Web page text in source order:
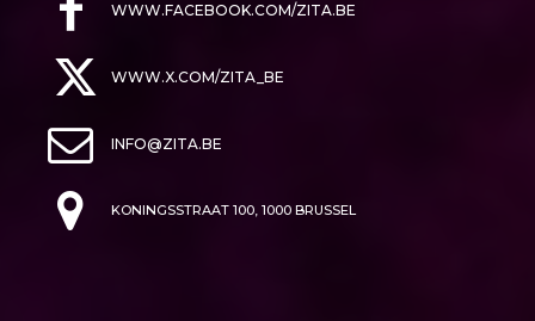
WWW.FACEBOOK.COM/ZITA.BE
WWW.X.COM/ZITA_BE
INFO@ZITA.BE
KONINGSSTRAAT 100, 1000 BRUSSEL